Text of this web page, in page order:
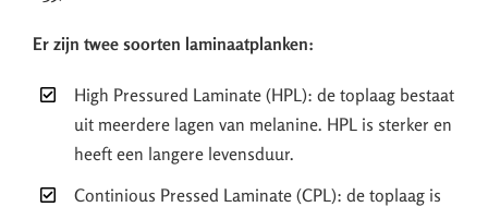
Er zijn twee soorten laminaatplanken:
High Pressured Laminate (HPL): de toplaag bestaat
uit meerdere lagen van melanine. HPL is sterker en
heeft een langere levensduur.
Continious Pressed Laminate (CPL): de toplaag is